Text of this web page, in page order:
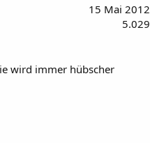
15 Mai 2012
5.029
wird immer hübscher